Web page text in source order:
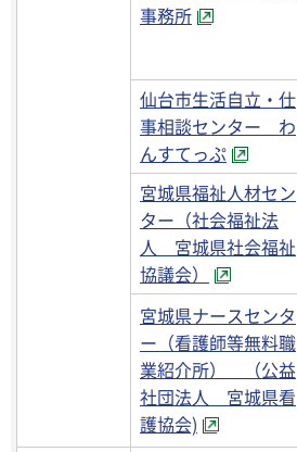
事務所
仙台市生活自立・仕
事相談センター わ
んすてっぷ
宮城県福祉人材セン
ター（社会福祉法
人 宮城県社会福祉
協議会）
宮城県ナースセンタ
ー（看護師等無料職
業紹介所） （公益
社団法人 宮城県看
護協会)